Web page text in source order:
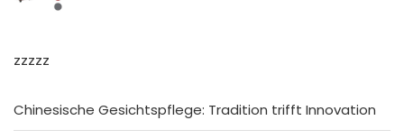
zzzzz
Chinesische Gesichtspflege: Tradition trifft Innovation